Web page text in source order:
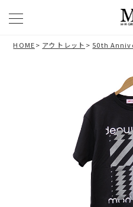
HOME> アウトレット > 50th